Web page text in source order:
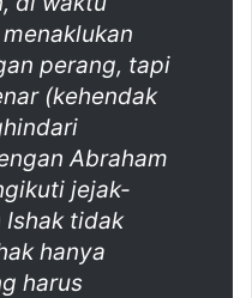
perang, tapi
(kehendak
Abraham
jejak-
Ishak tidak
hanya
harus